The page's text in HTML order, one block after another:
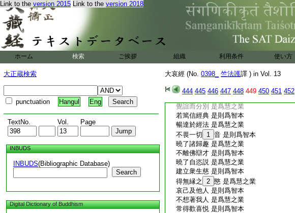
Link to the version 2015 Link to the version 2018
ホーム 検索 ご挨拶 組織 利用条件 使い方
大正蔵検索
punctuation Hangul Eng
TextNo. Vol. Page
INBUDS
INBUDS(Bibliographic Database)
Search
Digital Dictionary of Buddhism
大哀經 (No. 0398_ 竺法護譯 ) in Vol. 13
444 445 446 447 448 449 450 451 452
不猗於壽命 是則爲智本
所念如法教 是爲慧之業
求觀物無常 是則爲智本
於是知無生 是爲慧之業
信脱萬物苦 是則爲智本
諸法悉無爲 是爲慧之業
解諸法無我 是則爲智本
其性以清淨 是爲慧之業
信脱泥洹寂 是則爲智本
衆生永滅度 是爲慧之業
覺誼而分別 是爲慧之業
若篤信經典 是則爲智本
暢達於經法 是爲慧之業
不畏一切
1 音 是則爲智本
曉了諸歸趣 是爲慧之業
不離佛辯才 是則爲智本
曉了自恣説 是爲慧之業
建立衆生慈 是則爲智本
得無縁之
2 愍 是爲慧之業
哀己及他人 是則爲智本
不想著我人 是爲慧之業
常得歡喜悦 是則爲智本